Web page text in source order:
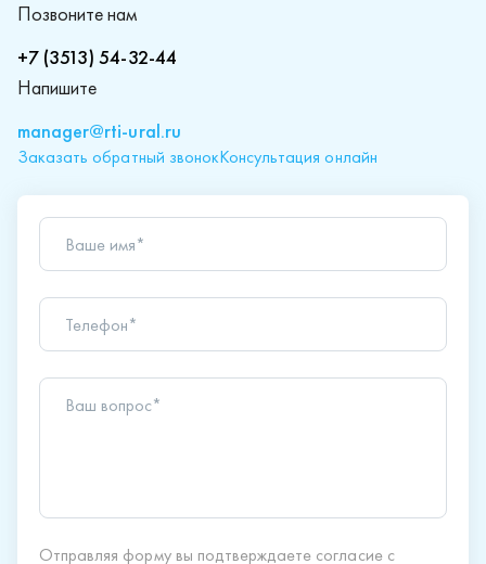
Позвоните нам
+7 (3513) 54-32-44
Напишите
manager@rti-ural.ru
Заказать обратный звонокКонсультация онлайн
Ваше имя*
Телефон*
Ваш вопрос*
Отправляя форму вы подтверждаете согласие с
политикой обработки персональных данных